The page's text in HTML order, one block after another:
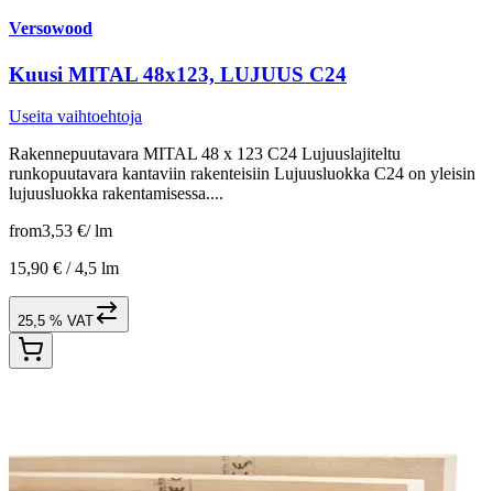
Versowood
Kuusi MITAL 48x123, LUJUUS C24
Useita vaihtoehtoja
Rakennepuutavara MITAL 48 x 123 C24 Lujuuslajiteltu
runkopuutavara kantaviin rakenteisiin Lujuusluokka C24 on yleisin
lujuusluokka rakentamisessa....
from3,53 €/ lm
15,90 € /4,5 lm
25,5 % VAT